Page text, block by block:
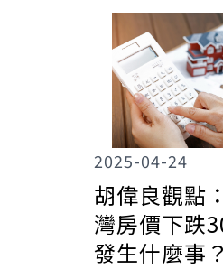
2025-04-24
胡偉良觀點
灣房價下跌
發生什麼事？